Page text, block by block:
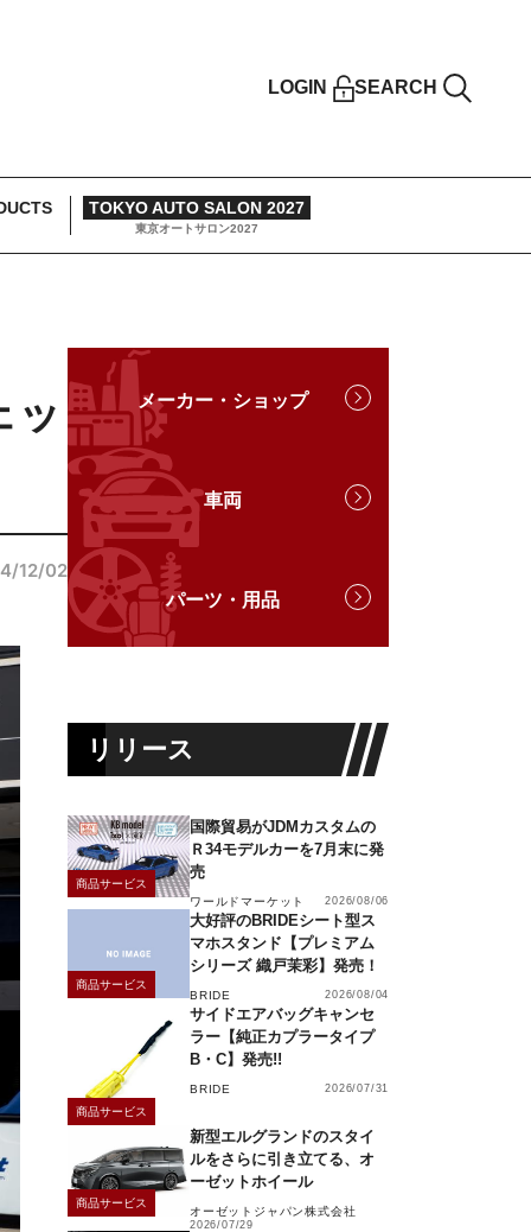
LOGIN SEARCH
TOKYO AUTO SALON 2027
東京オートサロン2027
ッ
12/02
メーカー・ショップ
車両
パーツ・用品
リリース
商品サービス
国際貿易がJDMカスタムの
Ｒ34モデルカーを7月末に発
売
ワールドマーケット 2026/08/06
商品サービス
大好評のBRIDEシート型ス
マホスタンド【プレミアム
シリーズ 織戸茉彩】発売！
BRIDE 2026/08/04
商品サービス
サイドエアバッグキャンセ
ラー【純正カプラータイプ
B・C】発売!!
BRIDE 2026/07/31
商品サービス
新型エルグランドのスタイ
ルをさらに引き立てる、オ
ーゼットホイール
オーゼットジャパン株式会社
2026/07/29